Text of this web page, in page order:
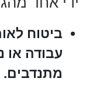
ביטוח
עבודה או
מתנדבים.